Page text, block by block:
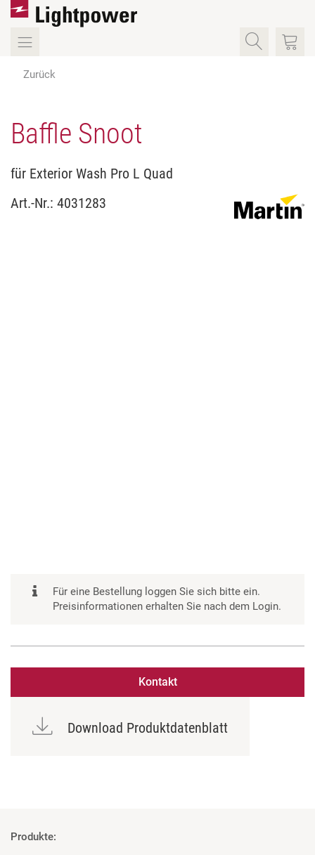
Zurück
Baffle Snoot
für Exterior Wash Pro L Quad
Art.-Nr.: 4031283
Für eine Bestellung loggen Sie sich bitte ein.
Preisinformationen erhalten Sie nach dem Login.
Kontakt
Download Produktdatenblatt
Produkte: